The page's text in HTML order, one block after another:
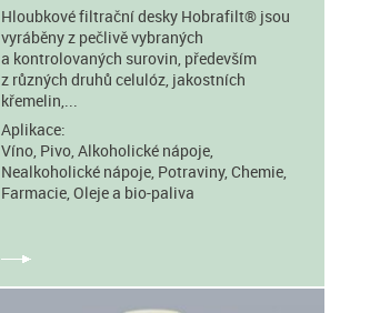
Hloubkové filtrační desky Hobrafilt® jsou
vyráběny z pečlivě vybraných
a kontrolovaných surovin, především
z různých druhů celulóz, jakostních
křemelin,...
Aplikace:
Víno, Pivo, Alkoholické nápoje,
Nealkoholické nápoje, Potraviny, Chemie,
Farmacie, Oleje a bio-paliva